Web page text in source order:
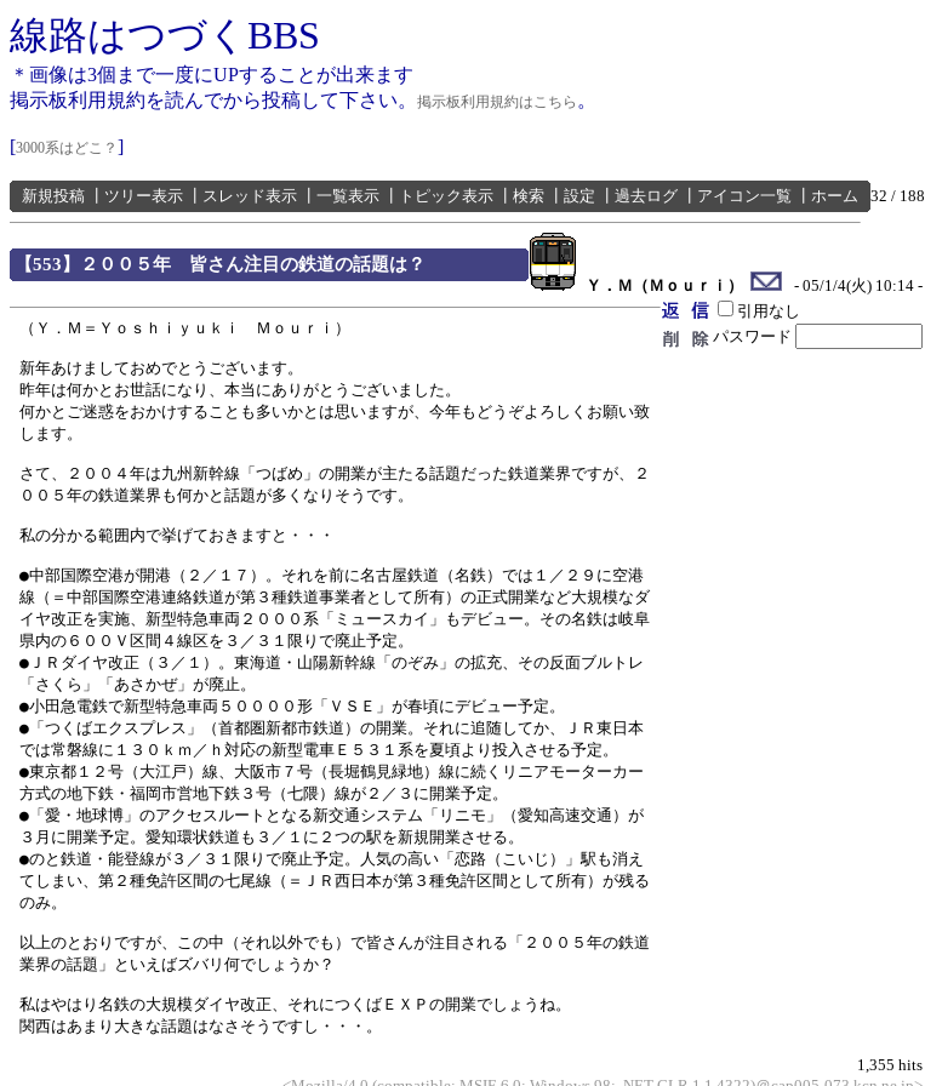
線路はつづくBBS
＊画像は3個まで一度にUPすることが出来ます
掲示板利用規約を読んでから投稿して下さい。
掲示板利用規約はこちら 。
[3000系はどこ？ ]
新規投稿 ツリー表示 スレッド表示 一覧表示 トピック表示 検索 設定 過去ログ アイコン一覧 ホーム 32 / 188
【553】２００５年 皆さん注目の鉄道の話題は？
Ｙ．Ｍ（Ｍｏｕｒｉ）
- 05/1/4(火) 10:14 -
引用なし
パスワード
（Ｙ．Ｍ＝Ｙｏｓｈｉｙｕｋｉ Ｍｏｕｒｉ）
新年あけましておめでとうございます。
昨年は何かとお世話になり、本当にありがとうございました。
何かとご迷惑をおかけすることも多いかとは思いますが、今年もどうぞよろしくお願い致
します。
さて、２００４年は九州新幹線「つばめ」の開業が主たる話題だった鉄道業界ですが、２
００５年の鉄道業界も何かと話題が多くなりそうです。
私の分かる範囲内で挙げておきますと・・・
●中部国際空港が開港（２／１７）。それを前に名古屋鉄道（名鉄）では１／２９に空港
線（＝中部国際空港連絡鉄道が第３種鉄道事業者として所有）の正式開業など大規模なダ
イヤ改正を実施、新型特急車両２０００系「ミュースカイ」もデビュー。その名鉄は岐阜
県内の６００Ｖ区間４線区を３／３１限りで廃止予定。
●ＪＲダイヤ改正（３／１）。東海道・山陽新幹線「のぞみ」の拡充、その反面ブルトレ
「さくら」「あさかぜ」が廃止。
●小田急電鉄で新型特急車両５００００形「ＶＳＥ」が春頃にデビュー予定。
●「つくばエクスプレス」（首都圏新都市鉄道）の開業。それに追随してか、ＪＲ東日本
では常磐線に１３０ｋｍ／ｈ対応の新型電車Ｅ５３１系を夏頃より投入させる予定。
●東京都１２号（大江戸）線、大阪市７号（長堀鶴見緑地）線に続くリニアモーターカー
方式の地下鉄・福岡市営地下鉄３号（七隈）線が２／３に開業予定。
●「愛・地球博」のアクセスルートとなる新交通システム「リニモ」（愛知高速交通）が
３月に開業予定。愛知環状鉄道も３／１に２つの駅を新規開業させる。
●のと鉄道・能登線が３／３１限りで廃止予定。人気の高い「恋路（こいじ）」駅も消え
てしまい、第２種免許区間の七尾線（＝ＪＲ西日本が第３種免許区間として所有）が残る
のみ。
以上のとおりですが、この中（それ以外でも）で皆さんが注目される「２００５年の鉄道
業界の話題」といえばズバリ何でしょうか？
私はやはり名鉄の大規模ダイヤ改正、それにつくばＥＸＰの開業でしょうね。
関西はあまり大きな話題はなさそうですし・・・。
1,355 hits